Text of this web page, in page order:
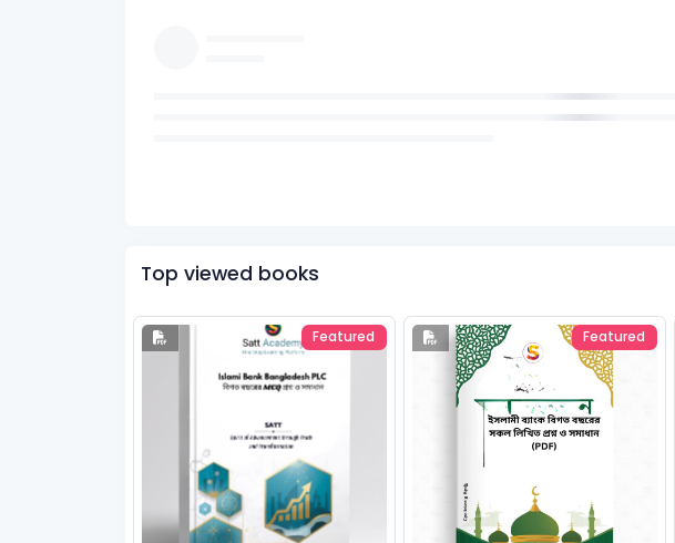
Top viewed books
Featured Featured